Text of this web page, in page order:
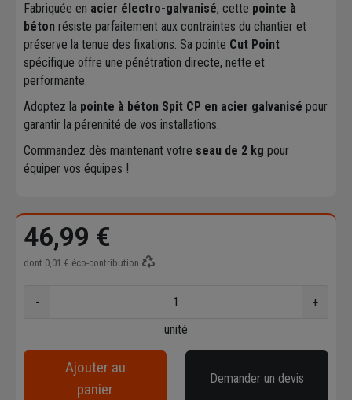
Fabriquée en acier électro-galvanisé, cette pointe à
béton résiste parfaitement aux contraintes du chantier et
préserve la tenue des fixations. Sa pointe Cut Point
spécifique offre une pénétration directe, nette et
performante.
Adoptez la pointe à béton Spit CP en acier galvanisé pour
garantir la pérennité de vos installations.
Commandez dès maintenant votre seau de 2 kg pour
équiper vos équipes !
46,99 €
dont 0,01 € éco-contribution
-
+
unité
Ajouter au
panier
Demander un devis